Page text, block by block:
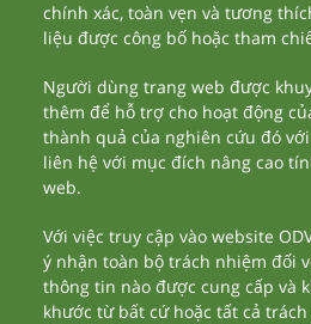
chính xác, toàn vẹn và tương
liệu được công bố hoặc tham
Người dùng trang web được
thêm để hỗ trợ cho hoạt động
thành quả của nghiên cứu đó
liên hệ với mục đích nâng cao
web.
Với việc truy cập vào website
ý nhận toàn bộ trách nhiệm đối
thông tin nào được cung cấp và
khước từ bất cứ hoặc tất cả